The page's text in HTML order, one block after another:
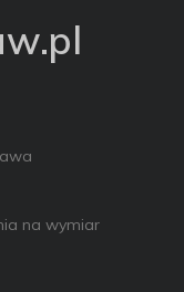
na wymiar